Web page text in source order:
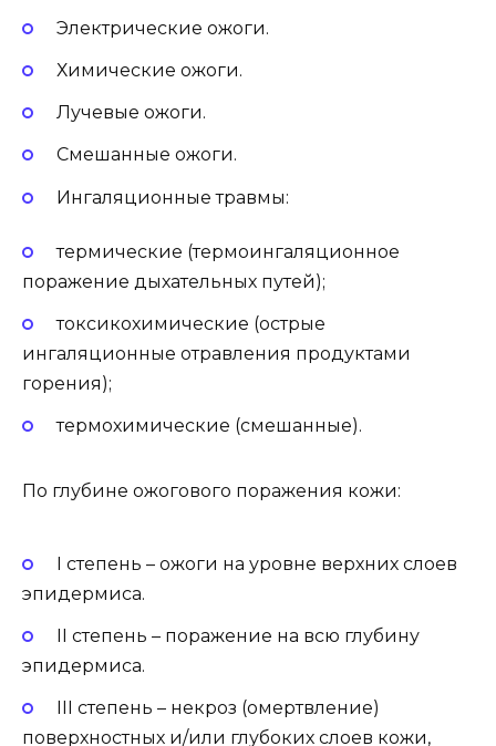
Электрические ожоги.
Химические ожоги.
Лучевые ожоги.
Смешанные ожоги.
Ингаляционные травмы:
термические (термоингаляционное
поражение дыхательных путей);
токсикохимические (острые
ингаляционные отравления продуктами
горения);
термохимические (смешанные).
По глубине ожогового поражения кожи:
I степень – ожоги на уровне верхних слоев
эпидермиса.
II степень – поражение на всю глубину
эпидермиса.
III степень – некроз (омертвление)
поверхностных и/или глубоких слоев кожи,